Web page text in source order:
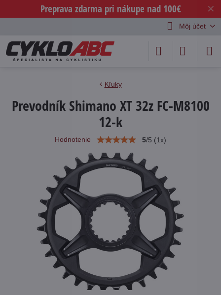
✕
Preprava zdarma pri nákupe nad 100€
Môj účet
Kľuky
Prevodník Shimano XT 32z FC-M8100
12-k
Hodnotenie 5/5 (1x)